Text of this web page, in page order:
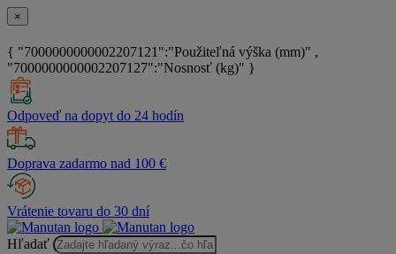
×
{ "7000000000002207121":"Použiteľná výška (mm)" ,
"7000000000002207127":"Nosnosť (kg)" }
Odpoveď na dopyt do 24 hodín
Doprava zadarmo nad 100 €
Vrátenie tovaru do 30 dní
Hľadať